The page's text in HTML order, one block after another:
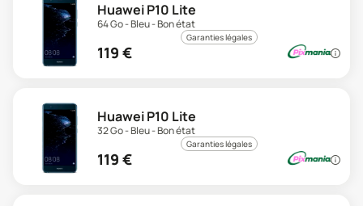
Huawei P10 Lite
64 Go - Bleu - Bon état
Garanties légales
119 €
Huawei P10 Lite
32 Go - Bleu - Bon état
Garanties légales
119 €